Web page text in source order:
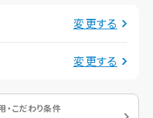
変更する
変更する
・こだわり条件